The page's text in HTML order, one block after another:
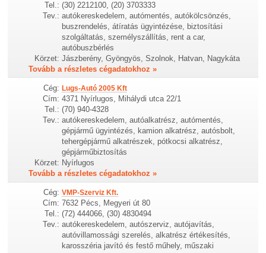
Tel.: (30) 2212100, (20) 3703333
Tev.: autókereskedelem, autómentés, autókölcsönzés,
buszrendelés, átíratás ügyintézése, biztosítási
szolgáltatás, személyszállítás, rent a car,
autóbuszbérlés
Körzet: Jászberény, Gyöngyös, Szolnok, Hatvan, Nagykáta
Tovább a részletes cégadatokhoz »
Cég: Lugs-Autó 2005 Kft
Cím: 4371 Nyírlugos, Mihálydi utca 22/1
Tel.: (70) 940-4328
Tev.: autókereskedelem, autóalkatrész, autómentés,
gépjármű ügyintézés, kamion alkatrész, autósbolt,
tehergépjármű alkatrészek, pótkocsi alkatrész,
gépjárműbiztosítás
Körzet: Nyírlugos
Tovább a részletes cégadatokhoz »
Cég: VMP-Szerviz Kft.
Cím: 7632 Pécs, Megyeri út 80
Tel.: (72) 444066, (30) 4830494
Tev.: autókereskedelem, autószerviz, autójavítás,
autóvillamossági szerelés, alkatrész értékesítés,
karosszéria javító és festő műhely, műszaki